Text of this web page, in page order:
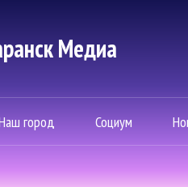
Mедиа
город Социум